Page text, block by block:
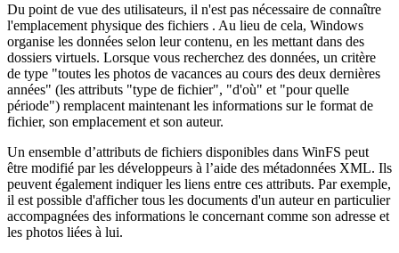
Du point de vue des utilisateurs, il n'est pas nécessaire de connaître
l'emplacement physique des fichiers . Au lieu de cela, Windows
organise les données selon leur contenu, en les mettant dans des
dossiers virtuels. Lorsque vous recherchez des données, un critère
de type "toutes les photos de vacances au cours des deux dernières
années" (les attributs "type de fichier", "d'où" et "pour quelle
période") remplacent maintenant les informations sur le format de
fichier, son emplacement et son auteur.
Un ensemble d’attributs de fichiers disponibles dans WinFS peut
être modifié par les développeurs à l’aide des métadonnées XML. Ils
peuvent également indiquer les liens entre ces attributs. Par exemple,
il est possible d'afficher tous les documents d'un auteur en particulier
accompagnées des informations le concernant comme son adresse et
les photos liées à lui.